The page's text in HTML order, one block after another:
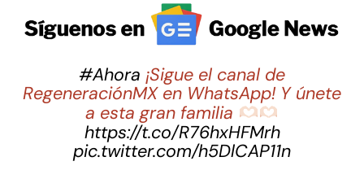
#Ahora ¡Sigue el canal de
RegeneraciónMX en WhatsApp! Y únete
a esta gran familia
https://t.co/R76hxHFMrh
pic.twitter.com/h5DlCAP11n